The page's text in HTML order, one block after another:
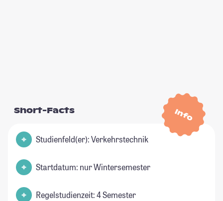
Info
Short-Facts
Studienfeld(er): Verkehrstechnik
Startdatum: nur Wintersemester
Regelstudienzeit: 4 Semester